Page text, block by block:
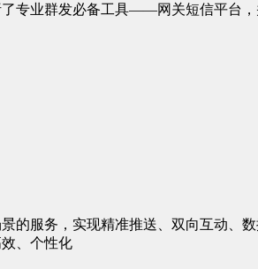
专业群发必备工具——网关短信平台
服务，实现精准推送、双向互动、
、个性化